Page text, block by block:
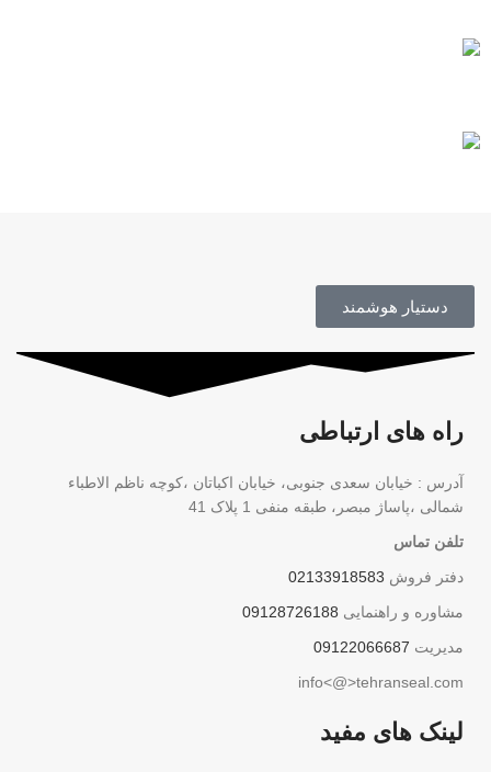
دستیار هوشمند
راه های ارتباطی
آدرس : خیابان سعدی جنوبی، خیابان اکباتان ،کوچه ناظم الاطباء
شمالی ،پاساژ مبصر، طبقه منفی 1 پلاک 41
تلفن تماس
دفتر فروش 02133918583
مشاوره و راهنمایی 09128726188
مدیریت 09122066687
info<@>tehranseal.com
لینک های مفید